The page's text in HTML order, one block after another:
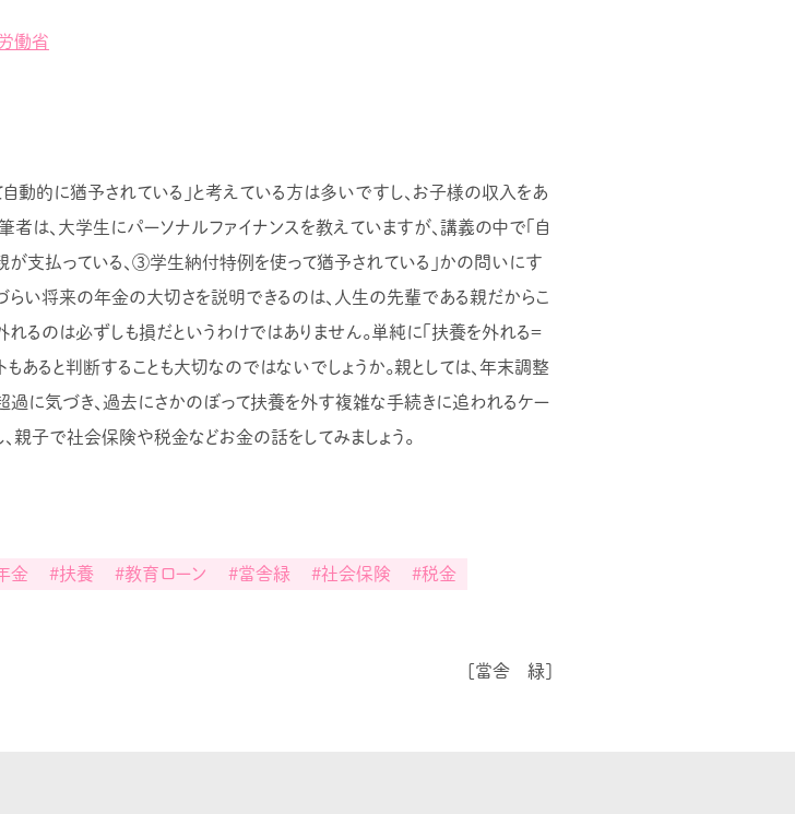
働省
動的に猶予されている」と考えている方は多いですし、お子様の収入をあ
は、大学生にパーソナルファイナンスを教えていますが、講義の中で「自
支払っている、③学生納付特例を使って猶予されている」かの問いにす
い将来の年金の大切さを説明できるのは、人生の先輩である親だからこ
るのは必ずしも損だというわけではありません。単純に「扶養を外れる＝
もあると判断することも大切なのではないでしょうか。親としては、年末調整
に気づき、過去にさかのぼって扶養を外す複雑な手続きに追われるケー
親子で社会保険や税金などお金の話をしてみましょう。
金 #扶養 #教育ローン #當舎緑 #社会保険 #税金
[當舎 緑]